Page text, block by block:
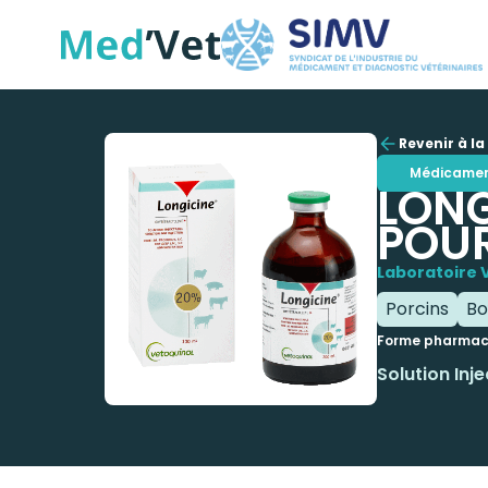
Revenir à
Laboratoire
Porcins
Forme
Solution